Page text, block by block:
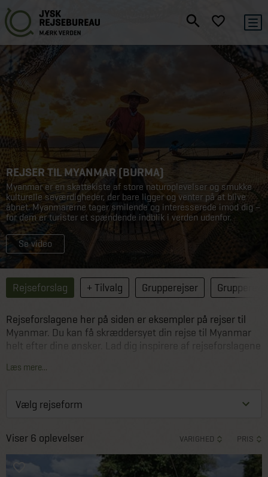
REJSER TIL MYANMAR (BURMA)
Myanmar er en skattekiste af store naturoplevelser og smukke
kulturelle seværdigheder, der bare ligger og venter på at blive
åbnet. Myanmarerne tager smilende og interesserede imod dig –
for dem er turister et spændende indblik i verden udenfor.
Se video
Rejseforslag + Tilvalg Grupperejser
Rejseforslagene her på siden er eksempler på rejser til
Myanmar. Du kan få skræddersyet din rejse til Myanmar
helt efter dine ønsker. Lad dig inspirere af rejseforslagene
sammensat, eller kontakt os allerede i dag og lad os
Læs mere...
VARIGHED PRIS
Viser 6 oplevelser